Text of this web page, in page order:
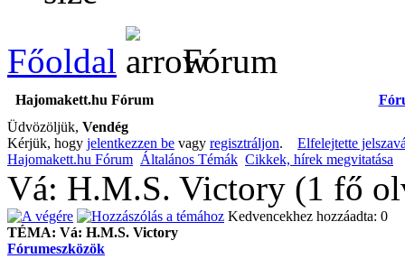
Főoldal Fórum
Hajomakett.hu Fórum
Üdvözöljük, Vendég
Kérjük, hogy jelentkezzen be vagy regisztráljon. Elfelejtette
Hajomakett.hu Fórum Általános Témák Cikkek, hírek megvitatása
Vá: H.M.S. Victory (1 fő
Kedvencekhez hozzáadta: 0
TÉMA: Vá: H.M.S. Victory
Fórumeszközök